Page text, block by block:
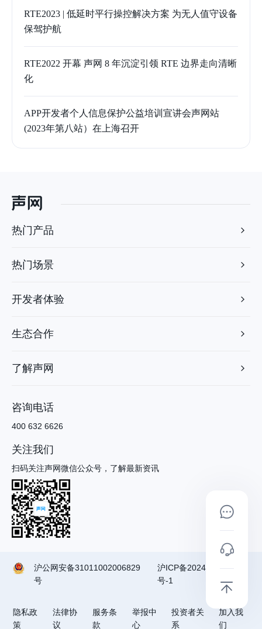
RTE2023 | 低延时平行操控解决方案 为无人值守设备
保驾护航
RTE2022 开幕 声网 8 年沉淀引领 RTE 边界走向清晰
化
APP开发者个人信息保护公益培训宣讲会声网站
(2023年第八站）在上海召开
热门产品
热门场景
开发者体验
生态合作
了解声网
咨询电话
400 632 6626
关注我们
扫码关注声网微信公众号，了解最新资讯
沪公网安备31011002006829
号
沪ICP备2024090791
号-1
隐私政
策
法律协
议
服务条
款
举报中
心
投资者关
系
加入我
们